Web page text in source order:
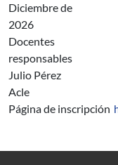
Diciembre de
2026
Docentes
responsables
Julio Pérez
Acle
Página de inscripción